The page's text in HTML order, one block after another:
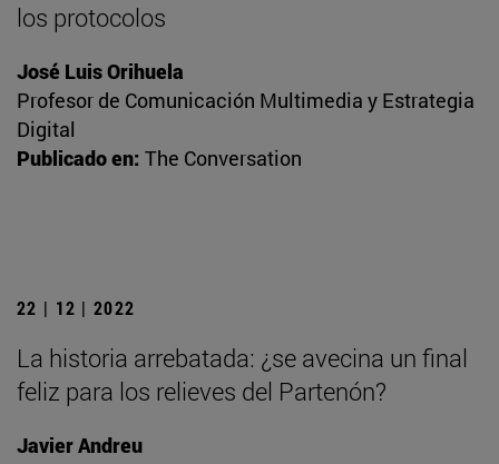
los protocolos
José Luis Orihuela
Profesor de Comunicación Multimedia y Estrategia
Digital
Publicado en: The Conversation
22 | 12 | 2022
La historia arrebatada: ¿se avecina un final
feliz para los relieves del Partenón?
Javier Andreu